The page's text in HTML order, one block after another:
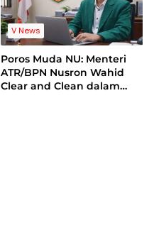
V News
Poros Muda NU: Menteri
ATR/BPN Nusron Wahid
Clear and Clean dalam